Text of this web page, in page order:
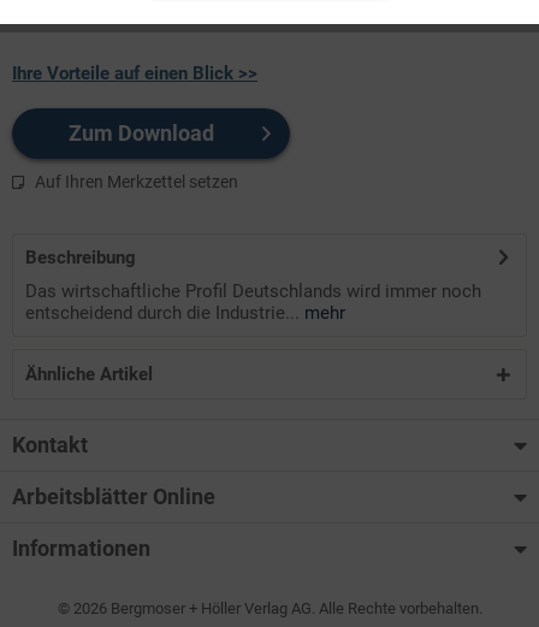
Ihre Vorteile auf einen Blick >>
Zum Download
Auf Ihren Merkzettel setzen
Beschreibung
Das wirtschaftliche Profil Deutschlands wird immer noch
entscheidend durch die Industrie... mehr
Ähnliche Artikel
Kontakt
Arbeitsblätter Online
Informationen
© 2026 Bergmoser + Höller Verlag AG. Alle Rechte vorbehalten.